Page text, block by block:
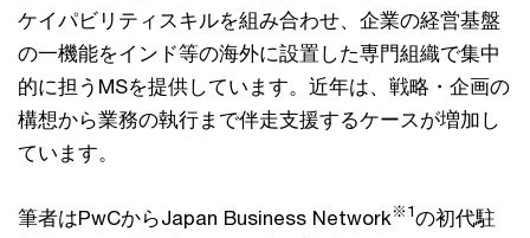
ケイパビリティスキルを組み合わせ、企業の経営基盤
の一機能をインド等の海外に設置した専門組織で集中
的に担うMSを提供しています。近年は、戦略・企画の
構想から業務の執行まで伴走支援するケースが増加し
ています。
筆者はPwCからJapan Business Network※1の初代駐